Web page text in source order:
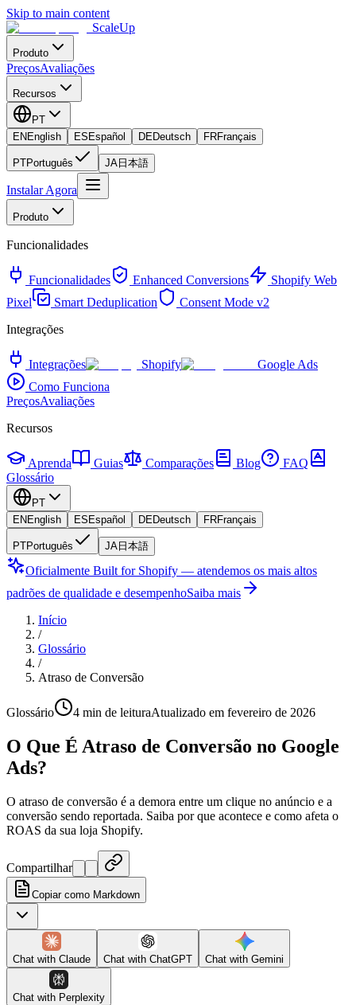
Skip to main content
ScaleUp
Produto
PreçosAvaliações
Recursos
PT
EN English ES Español DEDeutsch FRFrançais
PTPortuguês JA 日本語
Instalar Agora
Produto
Funcionalidades
Funcionalidades Enhanced Conversions
Shopify Web
Pixel
Smart Deduplication
Consent Mode v2
Integrações
Integrações Shopify
Google Ads
Como Funciona
PreçosAvaliações
Recursos
Aprenda Guias Comparações Blog
FAQ
Glossário
PT
EN English ES Español DEDeutsch FRFrançais
PTPortuguês JA 日本語
Oficialmente Built for Shopify — atendemos os mais altos
padrões de qualidade e desempenhoSaiba mais
Início
/
Glossário
/
Atraso de Conversão
Glossário 4 min de leituraAtualizado em fevereiro de 2026
O Que É Atraso de Conversão no Google
Ads?
O atraso de conversão é a demora entre um clique no anúncio e a
conversão sendo reportada. Saiba por que acontece e como afeta o
ROAS da sua loja Shopify.
Compartilhar
Copiar como Markdown
Chat with Claude Chat with ChatGPT Chat with Gemini
Chat with Perplexity